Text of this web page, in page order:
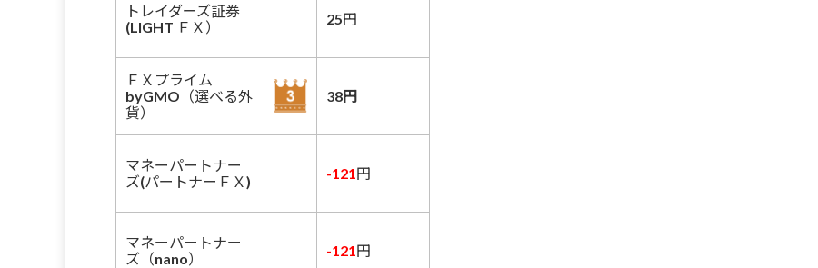
トレイダーズ証券
(LIGHT ＦＸ）
25円
ＦＸプライム
byGMO（選べる外
貨）
38円
マネーパートナー
ズ(パートナーＦＸ)
-121 円
マネーパートナー
ズ（nano）
-121 円